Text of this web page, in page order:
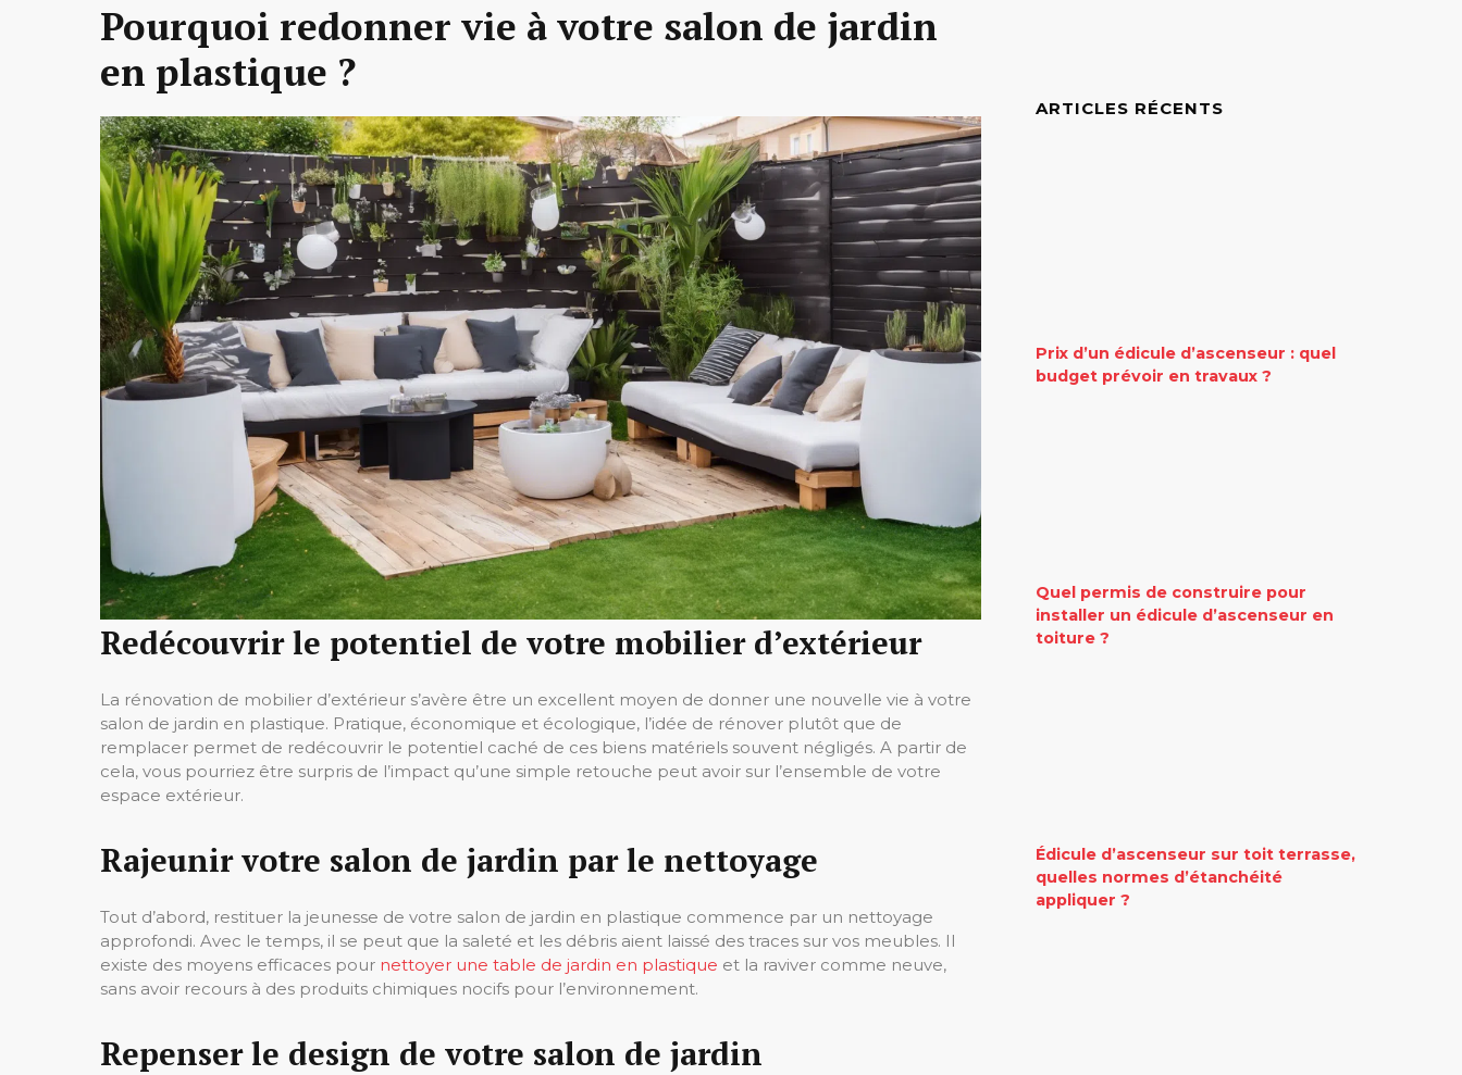
Pourquoi redonner vie à votre salon de jardin
en plastique ?
Redécouvrir le potentiel de votre mobilier d’extérieur
La rénovation de mobilier d’extérieur s’avère être un excellent moyen de donner une nouvelle vie à votre
salon de jardin en plastique. Pratique, économique et écologique, l’idée de rénover plutôt que de
remplacer permet de redécouvrir le potentiel caché de ces biens matériels souvent négligés. A partir de
cela, vous pourriez être surpris de l’impact qu’une simple retouche peut avoir sur l’ensemble de votre
espace extérieur.
Rajeunir votre salon de jardin par le nettoyage
Tout d’abord, restituer la jeunesse de votre salon de jardin en plastique commence par un nettoyage
approfondi. Avec le temps, il se peut que la saleté et les débris aient laissé des traces sur vos meubles. Il
existe des moyens efficaces pour nettoyer une table de jardin en plastique et la raviver comme neuve,
sans avoir recours à des produits chimiques nocifs pour l’environnement.
Repenser le design de votre salon de jardin
ARTICLES RÉCENTS
Prix d’un édicule d’ascenseur : quel
budget prévoir en travaux ?
Quel permis de construire pour
installer un édicule d’ascenseur en
toiture ?
Édicule d’ascenseur sur toit terrasse,
quelles normes d’étanchéité
appliquer ?